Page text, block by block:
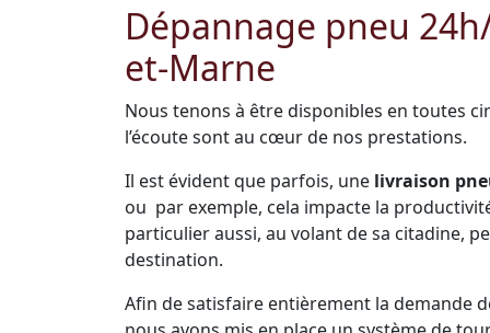
Dépannage pneu
et-Marne
Nous tenons à être disponibles en toutes
l’écoute sont au cœur de nos prestations.
Il est évident que parfois, une livraison
ou par exemple, cela impacte la
particulier aussi, au volant de sa citadine,
destination.
Afin de satisfaire entièrement la demande